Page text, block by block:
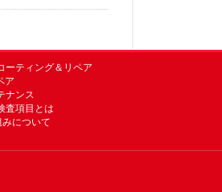
ーティング＆リペア
ア
ナンス
査項目とは
について